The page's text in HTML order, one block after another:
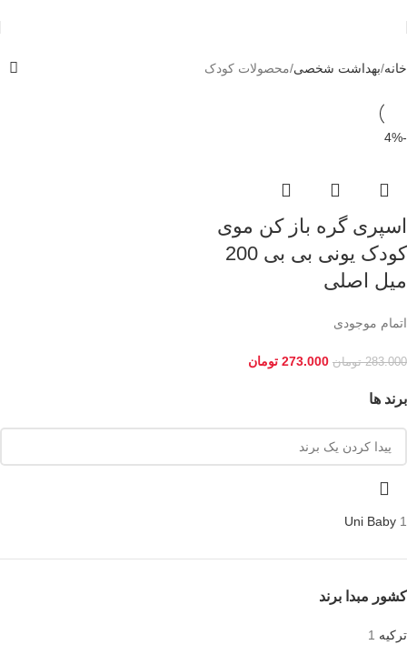
برند ها
Uni Baby 1
کشور مبدا برند
ترکیه 1
خانه بهداشت شخصی محصولات کودک
-4%
اسپری گره باز کن موی
کودک یونی بی بی 200
میل اصلی
اتمام موجودی
283.000 تومان 273.000 تومان